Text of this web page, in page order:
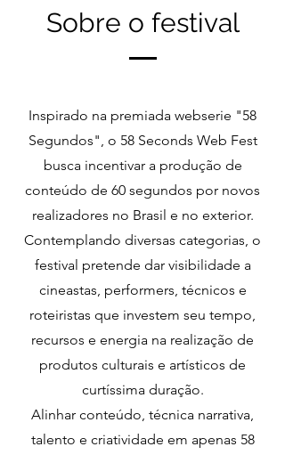
Sobre o festival
Inspirado na premiada webserie "58
Segundos", o 58 Seconds Web Fest
busca incentivar a produção de
conteúdo de 60 segundos por novos
realizadores no Brasil e no exterior.
Contemplando diversas categorias, o
festival pretende dar visibilidade a
cineastas, performers, técnicos e
roteiristas que investem seu tempo,
recursos e energia na realização de
produtos culturais e artísticos de
curtíssima duração.
Alinhar conteúdo, técnica narrativa,
talento e criatividade em apenas 58